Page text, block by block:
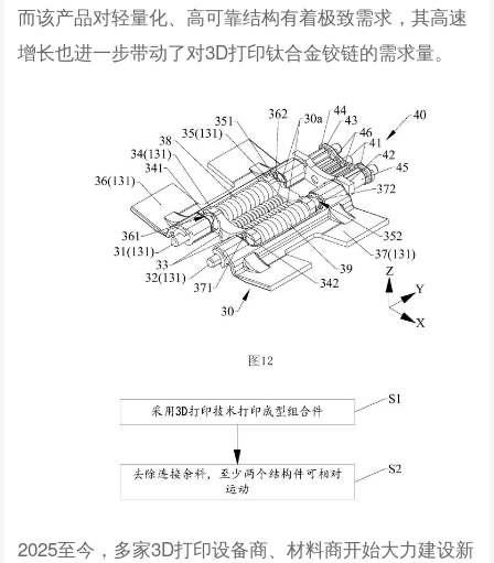
而该产品对轻量化、高可靠结构有着极致需求，其高速
增长也进一步带动了对3D打印钛合金铰链的需求量。
2025至今，多家3D打印设备商、材料商开始大力建设新